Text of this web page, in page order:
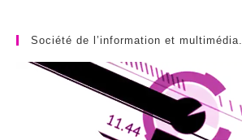
Société de l’information et multimédia.